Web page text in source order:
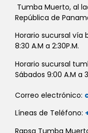
Tumba Muerto, al
República de
Horario sucursal vía
8:30 A.M a 2:30P.M.
Horario sucursal
Sábados 9:00 A.M a
Correo electrónico:
Líneas de Teléfono:
Rapsa Tumba